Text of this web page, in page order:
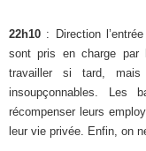
22h10 : Direction
sont pris en charge par
travailler si tard, mais
insoupçonnables. Les
récompenser leurs
leur vie privée. Enfin, on